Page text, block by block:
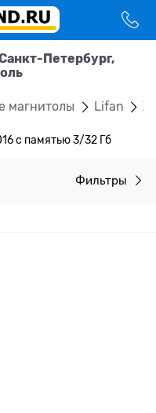
Петербург,
магнитолы Lifan
с памятью 3/32 Гб
Фильтры